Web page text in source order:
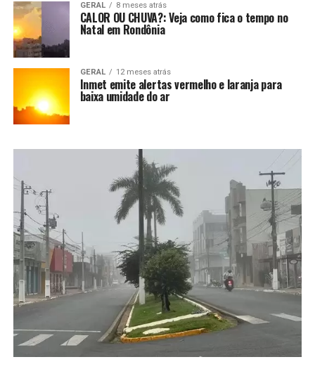
GERAL 8 meses atrás
CALOR OU CHUVA?: Veja como fica o tempo no
Natal em Rondônia
GERAL 12 meses atrás
Inmet emite alertas vermelho e laranja para
baixa umidade do ar